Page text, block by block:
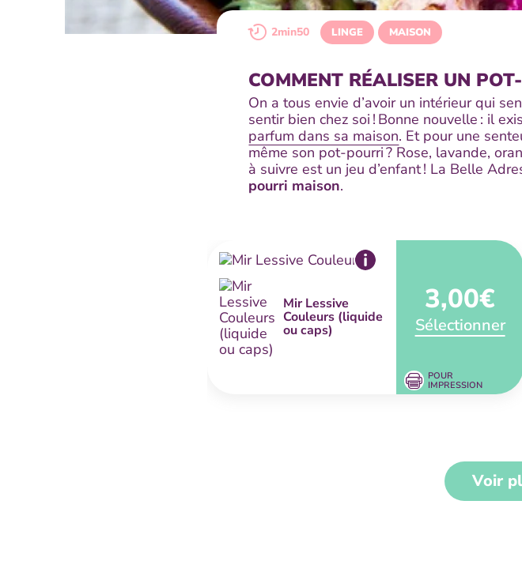
2min50 LINGE MAISON
COMMENT RÉALISER UN
On a tous envie d’avoir un intérieur qui
sentir bien chez soi ! Bonne nouvelle : il
parfum dans sa maison. Et pour une
même son pot-pourri ? Rose, lavande,
à suivre est un jeu d’enfant ! La Belle
pourri maison.
Mir Lessive
Couleurs (liquide
ou caps)
3,00€
Sélectionner
POUR
IMPRESSION
Voir